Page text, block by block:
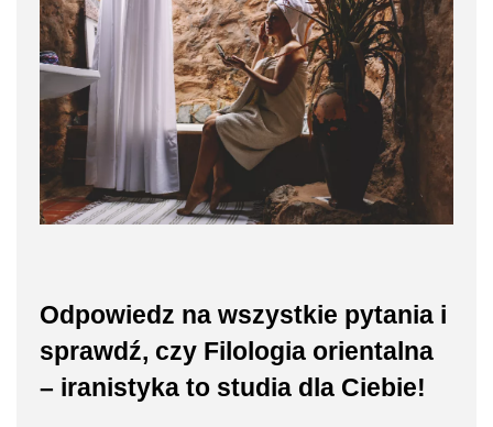
Odpowiedz na wszystkie pytania i
sprawdź, czy Filologia orientalna
– iranistyka to studia dla Ciebie!